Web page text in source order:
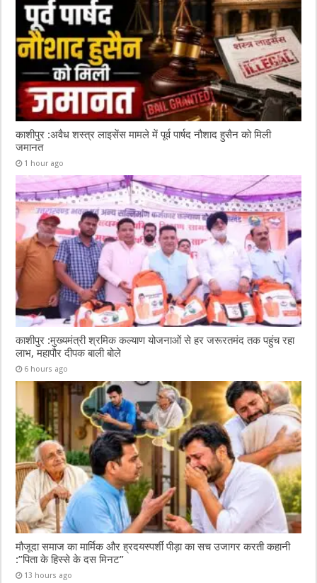
काशीपुर :अवैध शस्त्र लाइसेंस मामले में पूर्व पार्षद नौशाद हुसैन को मिली
जमानत
1 hour ago
काशीपुर :मुख्यमंत्री श्रमिक कल्याण योजनाओं से हर जरूरतमंद तक पहुंच रहा
लाभ, महापौर दीपक बाली बोले
6 hours ago
मौजूदा समाज का मार्मिक और ह्रदयस्पर्शी पीड़ा का सच उजागर करती कहानी
:”पिता के हिस्से के दस मिनट”
13 hours ago